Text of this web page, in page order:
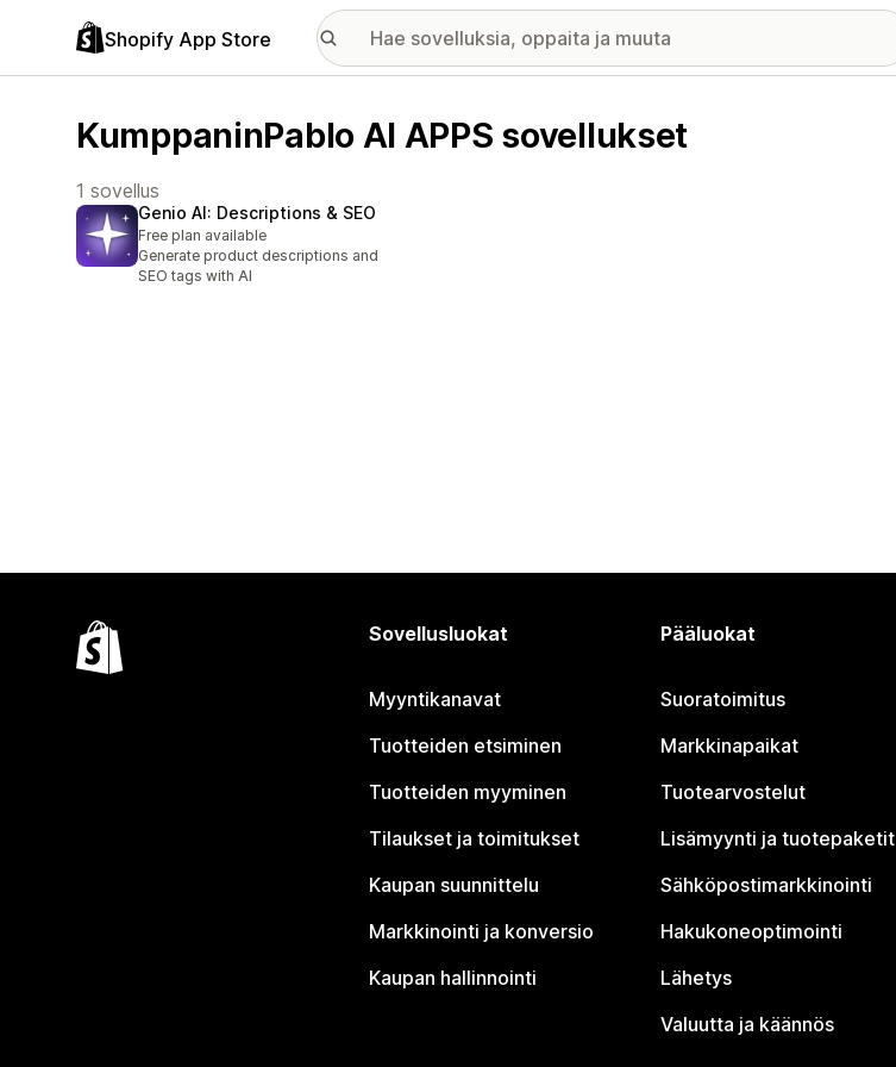
Shopify App Store
KumppaninPablo AI APPS sovellukset
1 sovellus
Genio AI: Descriptions & SEO
Free plan available
Generate product descriptions and
SEO tags with AI
Sovellusluokat
Myyntikanavat
Tuotteiden etsiminen
Tuotteiden myyminen
Tilaukset ja toimitukset
Kaupan suunnittelu
Markkinointi ja konversio
Kaupan hallinnointi
Pääluokat
Suoratoimitus
Markkinapaikat
Tuotearvostelut
Lisämyynti ja tuotepaketit
Sähköpostimarkkinointi
Hakukoneoptimointi
Lähetys
Valuutta ja käännös